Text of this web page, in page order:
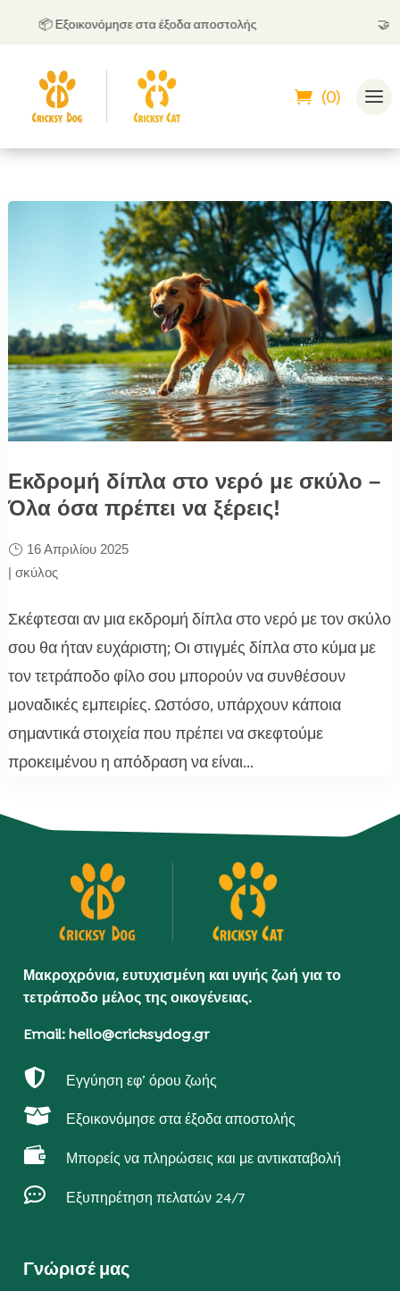
📦 Εξοικονόμησε στα έξοδα αποστολής
(0)
Εκδρομή δίπλα στο νερό με σκύλο –
Όλα όσα πρέπει να ξέρεις!
16 Απριλίου 2025
| σκύλος
Σκέφτεσαι αν μια εκδρομή δίπλα στο νερό με τον σκύλο
σου θα ήταν ευχάριστη; Οι στιγμές δίπλα στο κύμα με
τον τετράποδο φίλο σου μπορούν να συνθέσουν
μοναδικές εμπειρίες. Ωστόσο, υπάρχουν κάποια
σημαντικά στοιχεία που πρέπει να σκεφτούμε
προκειμένου η απόδραση να είναι...
Μακροχρόνια, ευτυχισμένη και υγιής ζωή για το
τετράποδο μέλος της οικογένειας.
Email: hello@cricksydog.gr
 Εγγύηση εφ’ όρου ζωής
 Εξοικονόμησε στα έξοδα αποστολής
 Μπορείς να πληρώσεις και με αντικαταβολή
 Εξυπηρέτηση πελατών 24/7
Γνώρισέ μας